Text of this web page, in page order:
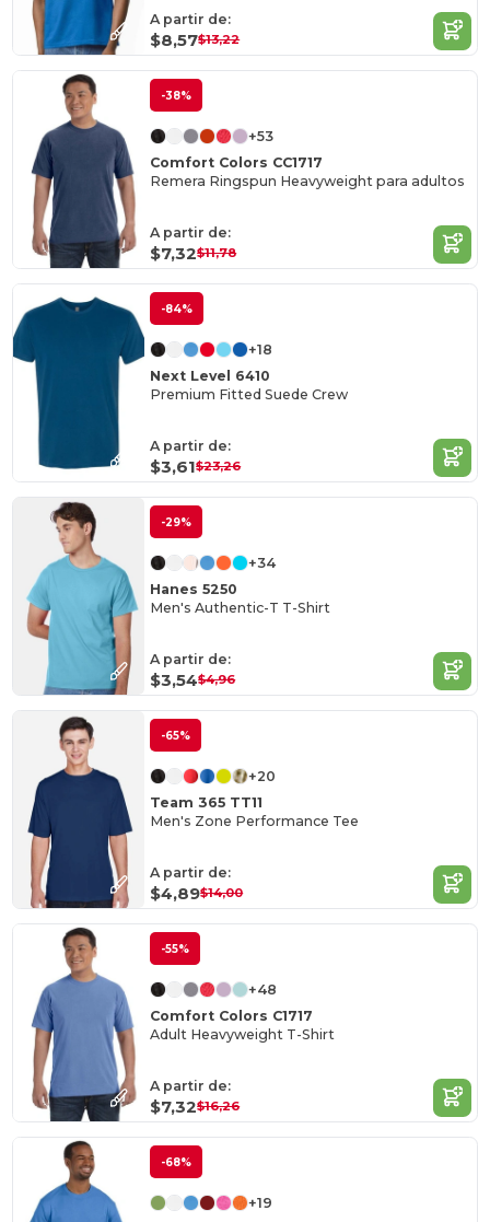
A partir de:
$8,57$13,22
-38%
+53
Comfort Colors CC1717
Remera Ringspun Heavyweight para adultos
A partir de:
$7,32$11,78
-84%
+18
Next Level 6410
Premium Fitted Suede Crew
A partir de:
$3,61$23,26
-29%
+34
Hanes 5250
Men's Authentic-T T-Shirt
A partir de:
$3,54$4,96
-65%
+20
Team 365 TT11
Men's Zone Performance Tee
A partir de:
$4,89$14,00
-55%
+48
Comfort Colors C1717
Adult Heavyweight T-Shirt
A partir de:
$7,32$16,26
-68%
+19